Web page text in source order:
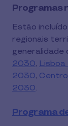
Programas
Estão
regionais
2030,
2030,
2030.
Programa